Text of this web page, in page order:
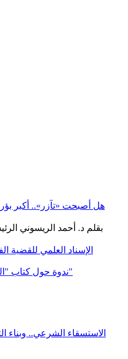
هل أصبحت «تآزر».. أكبر
الإسناد العلمي للقضية
ندوة حول كتاب "العدالة الاجتماعية في الإسلام"
الاستسقاء الشرعي.. وبناء